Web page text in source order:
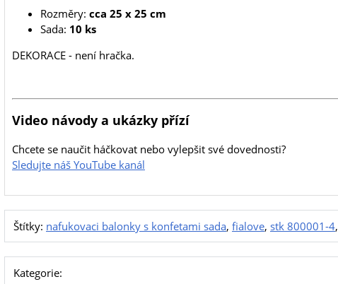
Rozměry: cca 25 x 25 cm
Sada: 10 ks
DEKORACE - není hračka.
Video návody a ukázky přízí
Chcete se naučit háčkovat nebo vylepšit své dovednosti?
Sledujte náš YouTube kanál
Štítky: nafukovaci balonky s konfetami sada, fialove, stk 800001-4,
Kategorie: